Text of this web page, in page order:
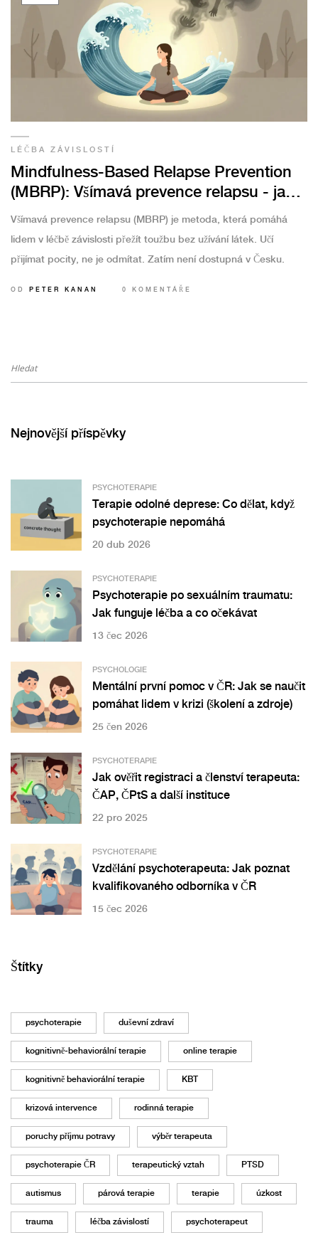
LÉČBA ZÁVISLOSTÍ
Mindfulness-Based Relapse Prevention
(MBRP): Všímavá prevence relapsu - jak
funguje a pro koho je vhodná
Všímavá prevence relapsu (MBRP) je metoda, která pomáhá
lidem v léčbě závislosti přežít toužbu bez užívání látek. Učí
přijímat pocity, ne je odmítat. Zatím není dostupná v Česku.
OD PETER KANAN 0 KOMENTÁŘE
Nejnovější příspěvky
PSYCHOTERAPIE
Terapie odolné deprese: Co dělat, když
psychoterapie nepomáhá
20 dub 2026
PSYCHOTERAPIE
Psychoterapie po sexuálním traumatu:
Jak funguje léčba a co očekávat
13 čec 2026
PSYCHOLOGIE
Mentální první pomoc v ČR: Jak se naučit
pomáhat lidem v krizi (školení a zdroje)
25 čen 2026
PSYCHOTERAPIE
Jak ověřit registraci a členství terapeuta:
ČAP, ČPtS a další instituce
22 pro 2025
PSYCHOTERAPIE
Vzdělání psychoterapeuta: Jak poznat
kvalifikovaného odborníka v ČR
15 čec 2026
Štítky
psychoterapie duševní zdraví
kognitivně-behaviorální terapie online terapie
kognitivně behaviorální terapie KBT
krizová intervence rodinná terapie
poruchy příjmu potravy výběr terapeuta
psychoterapie ČR terapeutický vztah PTSD
autismus párová terapie terapie úzkost
trauma léčba závislostí psychoterapeut